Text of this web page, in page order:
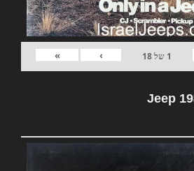
1 של18
›
»